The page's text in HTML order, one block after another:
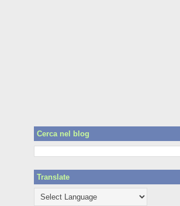
Cerca nel blog
Translate